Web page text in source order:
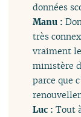
données
Manu :
très
vraiment
ministère
parce que
Luc :Tout